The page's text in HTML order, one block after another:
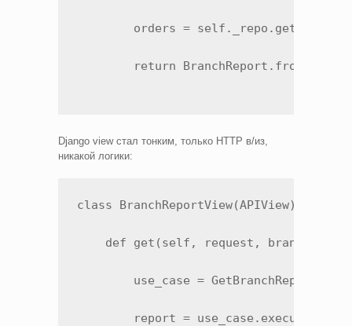
orders =
return
Django view стал тонким, только HTTP в/из,
никакой логики:
class BranchReportView(APIView):
def get(self, request, branch_id):
use_case =
report =